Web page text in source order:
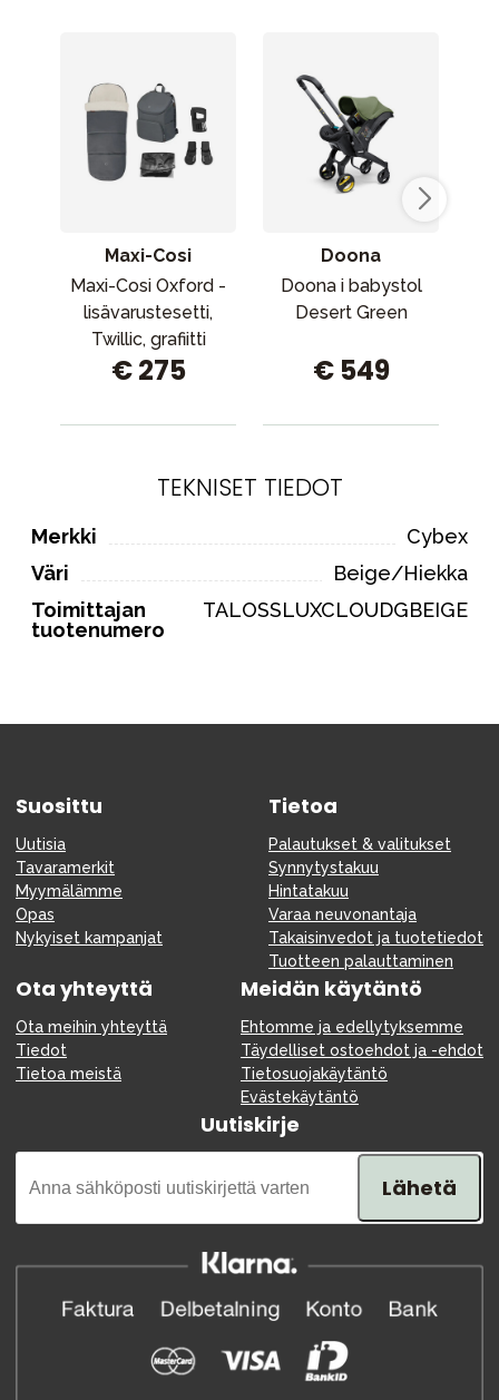
Maxi-Cosi
Maxi-Cosi Oxford -
lisävarustesetti,
Twillic, grafiitti
€ 275
Doona
Doona i babystol
Desert Green
€ 549
TEKNISET TIEDOT
Merkki
Cybex
Väri
Beige/Hiekka
Toimittajan
tuotenumero
TALOSSLUXCLOUDGBEIGE
Suosittu
Uutisia
Tavaramerkit
Myymälämme
Opas
Nykyiset kampanjat
Tietoa
Palautukset & valitukset
Synnytystakuu
Hintatakuu
Varaa neuvonantaja
Takaisinvedot ja tuotetiedot
Tuotteen palauttaminen
Ota yhteyttä
Ota meihin yhteyttä
Tiedot
Tietoa meistä
Meidän käytäntö
Ehtomme ja edellytyksemme
Täydelliset ostoehdot ja -ehdot
Tietosuojakäytäntö
Evästekäytäntö
Uutiskirje
Lähetä